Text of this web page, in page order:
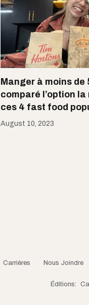
Manger à moins de
comparé l’option
ces 4 fast food
August 10, 2023
Carrières Nous Joindre
Éditions: